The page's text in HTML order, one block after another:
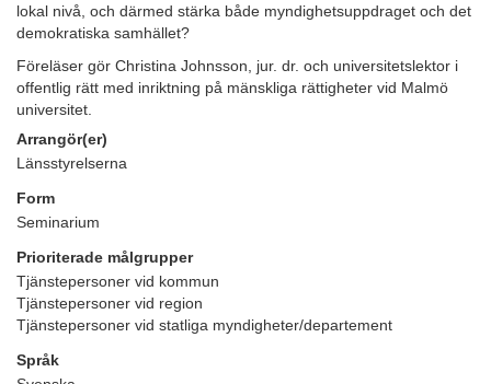
lokal nivå, och därmed stärka både myndighetsuppdraget och det
demokratiska samhället?
Föreläser gör Christina Johnsson, jur. dr. och universitetslektor i
offentlig rätt med inriktning på mänskliga rättigheter vid Malmö
universitet.
Arrangör(er)
Länsstyrelserna
Form
Seminarium
Prioriterade målgrupper
Tjänstepersoner vid kommun
Tjänstepersoner vid region
Tjänstepersoner vid statliga myndigheter/departement
Språk